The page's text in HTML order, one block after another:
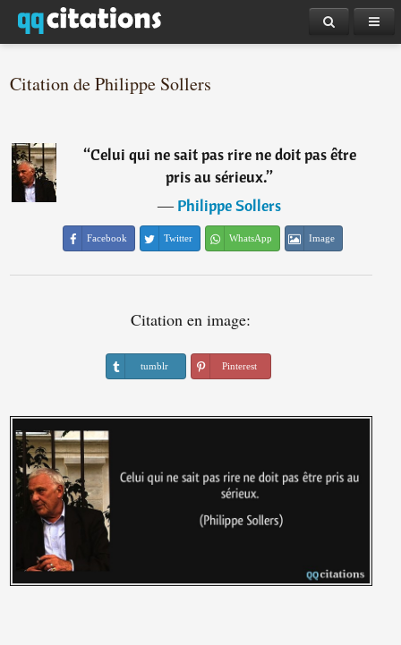
Citation de Philippe Sollers
“Celui qui ne sait pas rire ne doit pas être
pris au sérieux.”
―Philippe Sollers
Facebook Twitter WhatsApp Image
Citation en image:
tumblr Pinterest